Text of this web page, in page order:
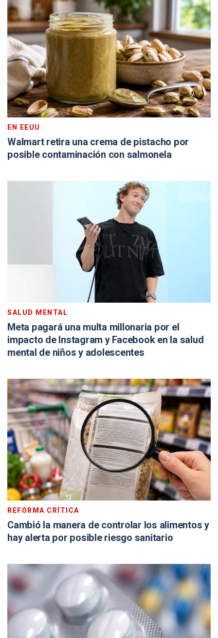
EN EEUU
Walmart retira una crema de pistacho por
posible contaminación con salmonela
SALUD MENTAL
Meta pagará una multa millonaria por el
impacto de Instagram y Facebook en la salud
mental de niños y adolescentes
REFORMA CRÍTICA
Cambió la manera de controlar los alimentos y
hay alerta por posible riesgo sanitario